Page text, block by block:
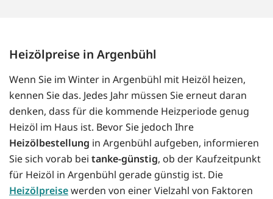
Heizölpreise in Argenbühl
Wenn Sie im Winter in Argenbühl mit Heizöl heizen,
kennen Sie das. Jedes Jahr müssen Sie erneut daran
denken, dass für die kommende Heizperiode genug
Heizöl im Haus ist. Bevor Sie jedoch Ihre
Heizölbestellung in Argenbühl aufgeben, informieren
Sie sich vorab bei tanke-günstig, ob der Kaufzeitpunkt
für Heizöl in Argenbühl gerade günstig ist. Die
Heizölpreisewerden von einer Vielzahl von Faktoren